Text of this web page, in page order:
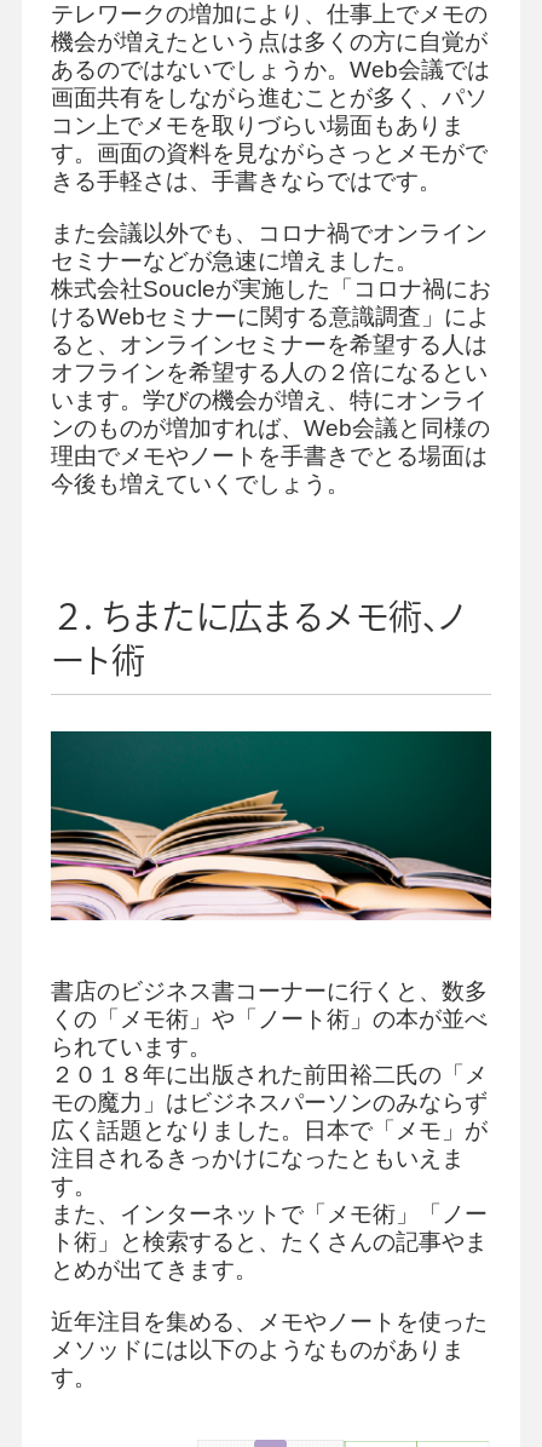
テレワークの増加により、仕事上でメモの
機会が増えたという点は多くの方に自覚が
あるのではないでしょうか。Web会議では
画面共有をしながら進むことが多く、パソ
コン上でメモを取りづらい場面もありま
す。画面の資料を見ながらさっとメモがで
きる手軽さは、手書きならではです。
また会議以外でも、コロナ禍でオンライン
セミナーなどが急速に増えました。
株式会社Soucleが実施した「コロナ禍にお
けるWebセミナーに関する意識調査」によ
ると、オンラインセミナーを希望する人は
オフラインを希望する人の２倍になるとい
います。学びの機会が増え、特にオンライ
ンのものが増加すれば、Web会議と同様の
理由でメモやノートを手書きでとる場面は
今後も増えていくでしょう。
２．ちまたに広まるメモ術、ノ
ート術
書店のビジネス書コーナーに行くと、数多
くの「メモ術」や「ノート術」の本が並べ
られています。
２０１８年に出版された前田裕二氏の「メ
モの魔力」はビジネスパーソンのみならず
広く話題となりました。日本で「メモ」が
注目されるきっかけになったともいえま
す。
また、インターネットで「メモ術」「ノー
ト術」と検索すると、たくさんの記事やま
とめが出てきます。
近年注目を集める、メモやノートを使った
メソッドには以下のようなものがありま
す。